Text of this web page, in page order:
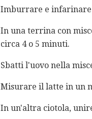
Imburrare e infarinare
In una terrina con
circa 4 o 5 minuti.
Sbatti l'uovo nella
Misurare il latte in un
In un'altra ciotola,